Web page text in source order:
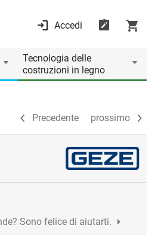
Accedi
Tecnologia delle
costruzioni in legno
Precedente prossimo
Precedente prossimo
Sono felice di aiutarti.